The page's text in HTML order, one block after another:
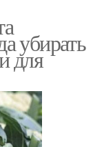
убирать
для